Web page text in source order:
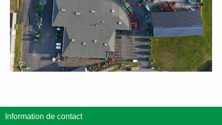
Information de contact